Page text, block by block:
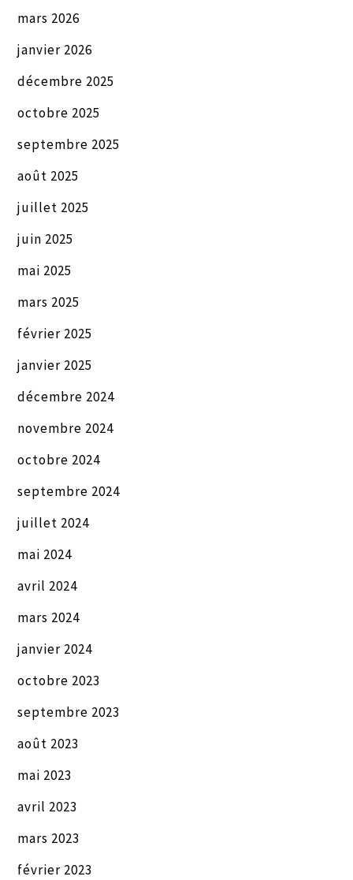
mars 2026
janvier 2026
décembre 2025
octobre 2025
septembre 2025
août 2025
juillet 2025
juin 2025
mai 2025
mars 2025
février 2025
janvier 2025
décembre 2024
novembre 2024
octobre 2024
septembre 2024
juillet 2024
mai 2024
avril 2024
mars 2024
janvier 2024
octobre 2023
septembre 2023
août 2023
mai 2023
avril 2023
mars 2023
février 2023